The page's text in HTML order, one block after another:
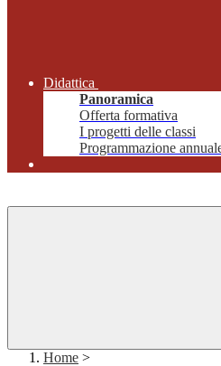
Didattica
Panoramica
Offerta formativa
I progetti delle classi
Programmazione
Home >